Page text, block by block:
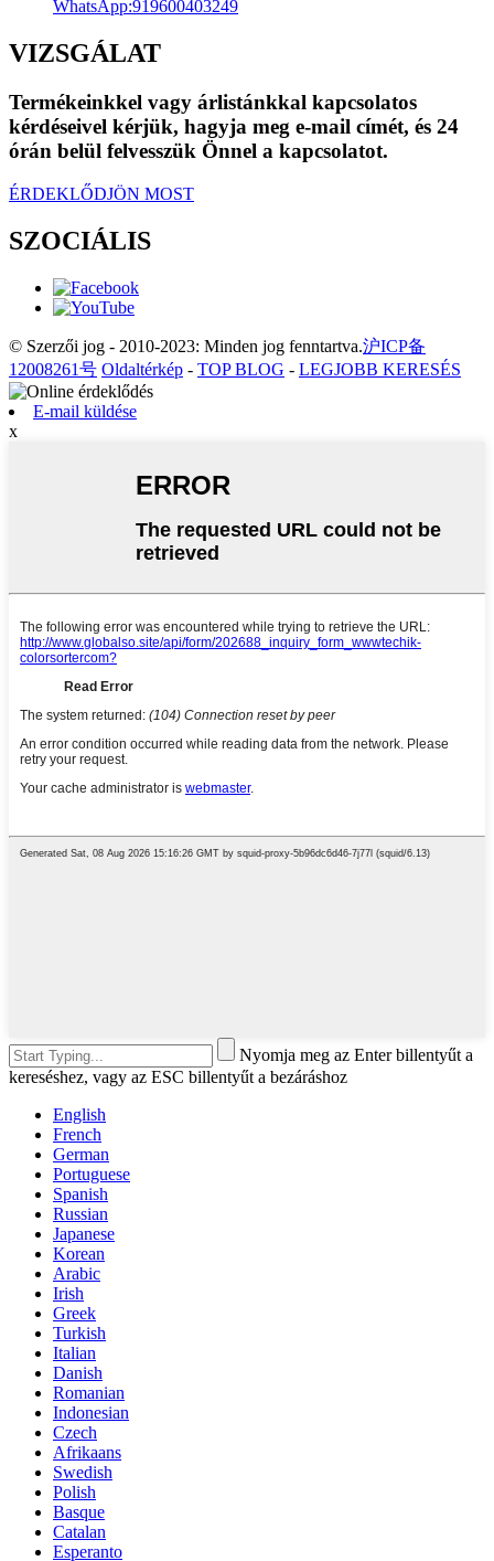
WhatsApp:919600403249
VIZSGÁLAT
Termékeinkkel vagy árlistánkkal kapcsolatos
kérdéseivel kérjük, hagyja meg e-mail címét, és 24
órán belül felvesszük Önnel a kapcsolatot.
ÉRDEKLŐDJÖN MOST
SZOCIÁLIS
© Szerzői jog - 2010-2023: Minden jog fenntartva.沪ICP备
12008261号 Oldaltérkép - TOP BLOG - LEGJOBB KERESÉS
E-mail küldése
x
Nyomja meg az Enter billentyűt a
kereséshez, vagy az ESC billentyűt a bezáráshoz
English
French
German
Portuguese
Spanish
Russian
Japanese
Korean
Arabic
Irish
Greek
Turkish
Italian
Danish
Romanian
Indonesian
Czech
Afrikaans
Swedish
Polish
Basque
Catalan
Esperanto